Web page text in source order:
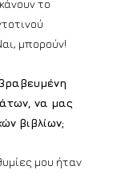
το
μπορούν!
να μας
βιβλίων;
μου ήταν